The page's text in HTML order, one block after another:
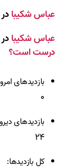
عباس شکیبا
عباس شکیبا
درست است؟
بازدیدهای
۰
بازدیدهای
۲۴
کل بازدیدها: